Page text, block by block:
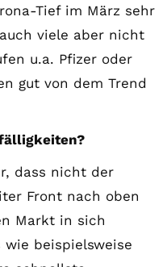
Tief im März sehr
viele aber nicht
u.a. Pfizer oder
gut von dem Trend
dass nicht der
Front nach oben
Markt in sich
beispielsweise